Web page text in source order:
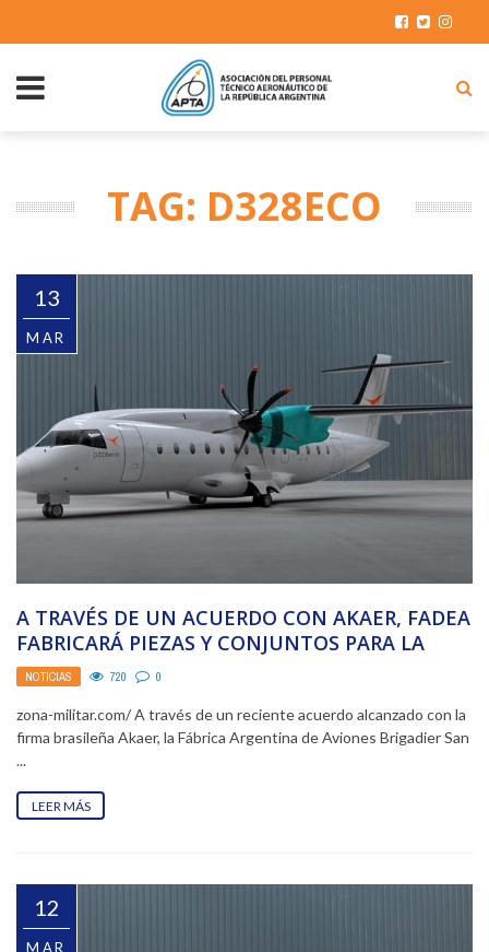
TAG: D328ECO
13
MAR
A TRAVÉS DE UN ACUERDO CON AKAER, FADEA
FABRICARÁ PIEZAS Y CONJUNTOS PARA LA
NUEVA ...
NOTICIAS 720 0
zona-militar.com/ A través de un reciente acuerdo alcanzado con la
firma brasileña Akaer, la Fábrica Argentina de Aviones Brigadier San
...
LEER MÁS
12
MAR